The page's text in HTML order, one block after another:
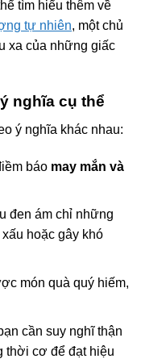
tìm hiểu thêm về
tự nhiên, một chủ
xa của những giấc
nghĩa cụ thể
ý nghĩa khác nhau:
báo may mắn và
đen ám chỉ những
hoặc gây khó
món quà quý hiếm,
cần suy nghĩ thận
thời cơ để đạt hiệu